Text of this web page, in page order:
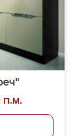
п.м.